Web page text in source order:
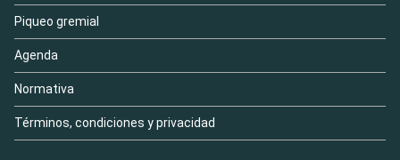
Piqueo gremial
Agenda
Normativa
Términos, condiciones y privacidad